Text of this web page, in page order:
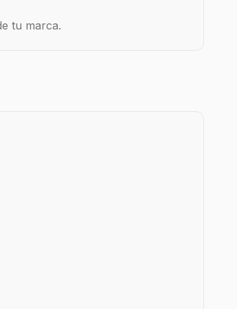
tu marca.